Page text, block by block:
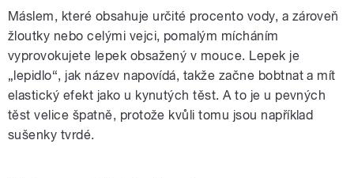
Máslem, které obsahuje určité procento vody, a zároveň
žloutky nebo celými vejci, pomalým mícháním
vyprovokujete lepek obsažený v mouce. Lepek je
„lepidlo“, jak název napovídá, takže začne bobtnat a mít
elastický efekt jako u kynutých těst. A to je u pevných
těst velice špatně, protože kvůli tomu jsou například
sušenky tvrdé.